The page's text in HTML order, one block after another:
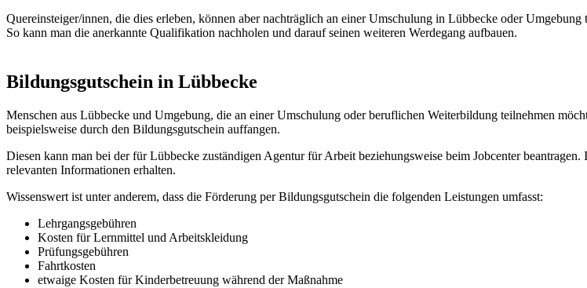
Quereinsteiger/innen, die dies erleben, können aber nachträglich an einer Umschulung in Lübbecke oder
So kann man die anerkannte Qualifikation nachholen und darauf seinen weiteren Werdegang aufbauen.
Bildungsgutschein in Lübbecke
Menschen aus Lübbecke und Umgebung, die an einer Umschulung oder beruflichen Weiterbildung teilnehmen
beispielsweise durch den Bildungsgutschein auffangen.
Diesen kann man bei der für Lübbecke zuständigen Agentur für Arbeit beziehungsweise beim Jobcenter
relevanten Informationen erhalten.
Wissenswert ist unter anderem, dass die Förderung per Bildungsgutschein die folgenden Leistungen umfasst:
Lehrgangsgebühren
Kosten für Lernmittel und Arbeitskleidung
Prüfungsgebühren
Fahrtkosten
etwaige Kosten für Kinderbetreuung während der Maßnahme